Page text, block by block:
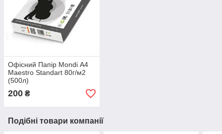
Офісний Папір Mondi А4
Maestro Standart 80г/м2
(500л)
200 ₴
Подібні товари компанії